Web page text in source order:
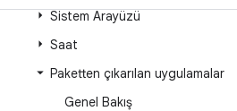
Sistem Arayüzü
Saat
Paketten çıkarılan uygulamalar
Genel Bakış